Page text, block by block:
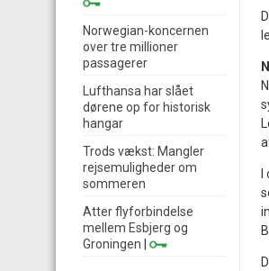
Norwegian-koncernen
over tre millioner
passagerer
Lufthansa har slået
dørene op for historisk
hangar
Trods vækst: Mangler
rejsemuligheder om
sommeren
Atter flyforbindelse
mellem Esbjerg og
Groningen